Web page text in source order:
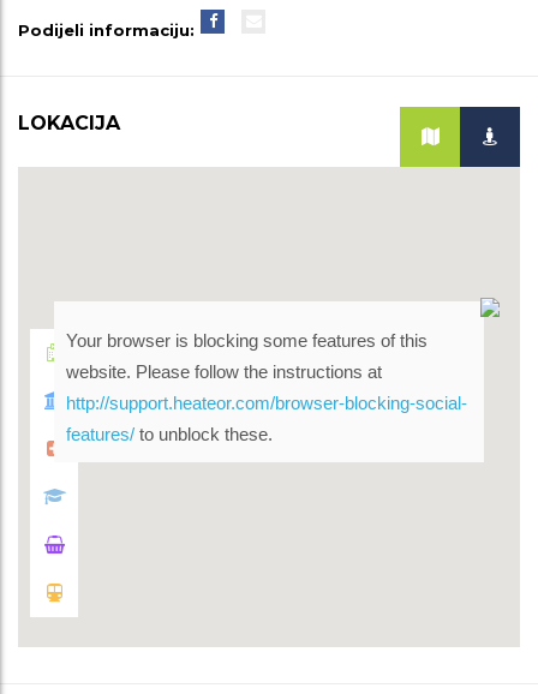
Podijeli informaciju:
LOKACIJA
Your browser is blocking some features of this
website. Please follow the instructions at
http://support.heateor.com/browser-blocking-social-
features/to unblock these.